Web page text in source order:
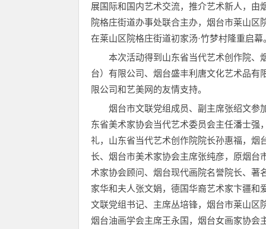
展国际和国内艺术交流，推介艺术新人，
院格庄街道办事处联合主办，烟台市莱山区
在莱山区院格庄街道初家汤·竹梦村隆重启幕
本次活动得到山东省当代艺术创作院、
台）有限公司、烟台盛丰利唐文化艺术品
限公司和艺美网的友情支持。
烟台市文联党组成员、副主席张绍文参
东省美术家协会当代艺术委员会主任潘士
礼，山东省当代艺术创作院院长孙惠福，烟
长、烟台市美术家协会主席张纯彦，原烟台
术家协会顾问、烟台现代画院名誉院长、著
家华和夫人张文娟，德国华裔艺术家卞疆和
文联党组书记、主席丛培锋，烟台市莱山区
烟台油画学会主席王永国，烟台女画家协会